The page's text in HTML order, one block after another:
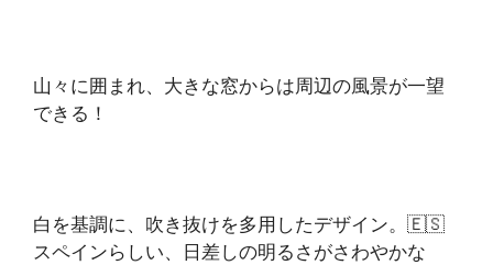
山々に囲まれ、大きな窓からは周辺の風景が一望
できる！
白を基調に、吹き抜けを多用したデザイン。🇪🇸
スペインらしい、日差しの明るさがさわやかな